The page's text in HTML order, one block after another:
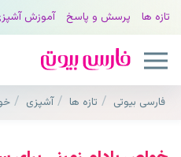
تازه ها پرسش و پاسخ آموزش
فارسی بیوتی تازه ها آشپزی